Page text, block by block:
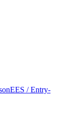
EES / Entry-